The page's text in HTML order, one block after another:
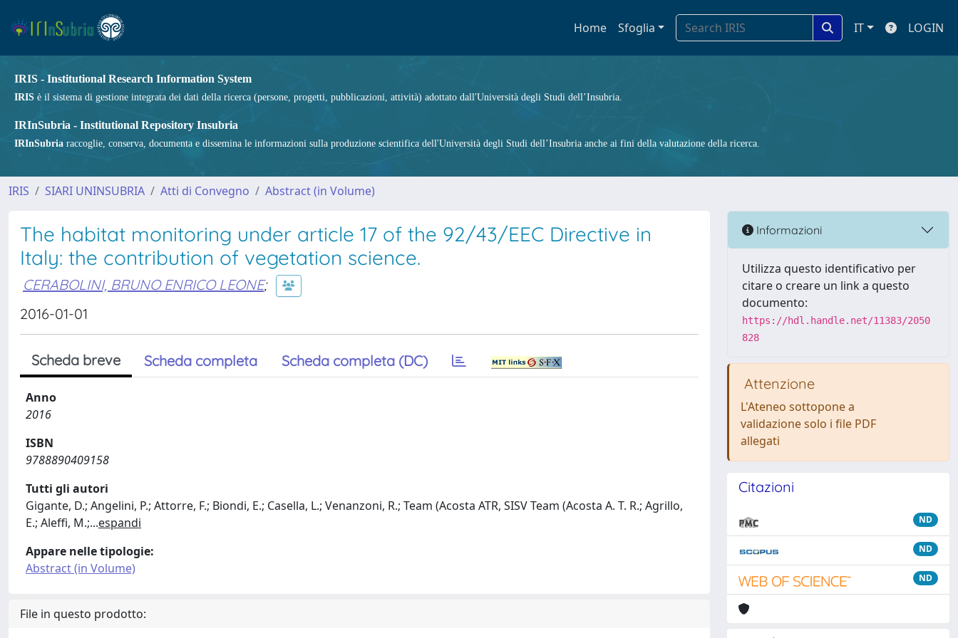
Home Sfoglia IT LOGIN
IRIS - Institutional Research Information System
IRIS è il sistema di gestione integrata dei dati della ricerca (persone, progetti, pubblicazioni, attività) adottato dall'Università degli Studi dell’Insubria.
IRInSubria - Institutional Repository Insubria
IRInSubria raccoglie, conserva, documenta e dissemina le informazioni sulla produzione scientifica dell'Università degli Studi dell’Insubria anche ai fini della valutazione della ricerca.
IRIS SIARI UNINSUBRIA Atti di Convegno Abstract (in Volume)
The habitat monitoring under article 17 of the 92/43/EEC Directive in
Italy: the contribution of vegetation science.
CERABOLINI, BRUNO ENRICO LEONE;
2016-01-01
Scheda breve Scheda completa Scheda completa (DC)
Anno
2016
ISBN
9788890409158
Tutti gli autori
Gigante, D.; Angelini, P.; Attorre, F.; Biondi, E.; Casella, L.; Venanzoni, R.; Team (Acosta ATR, SISV Team (Acosta A. T. R.; Agrillo,
E.; Aleffi, M.;...espandi
Appare nelle tipologie:
Abstract (in Volume)
File in questo prodotto:
Informazioni
Utilizza questo identificativo per
citare o creare un link a questo
documento:
https://hdl.handle.net/11383/2050
828
Attenzione
L'Ateneo sottopone a
validazione solo i file PDF
allegati
Citazioni
ND
ND
ND